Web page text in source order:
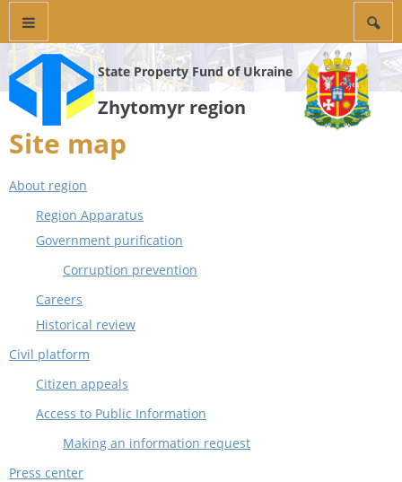
State Property Fund of Ukraine
Zhytomyr region
Site map
About region
Region Apparatus
Government purification
Corruption prevention
Careers
Historical review
Civil platform
Citizen appeals
Access to Public Information
Making an information request
Press center